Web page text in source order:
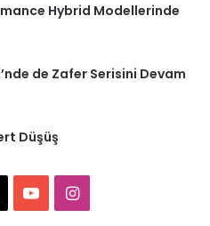
Hybrid Modellerinde
de Zafer Serisini Devam
Düşüş
YouTubeInstagram